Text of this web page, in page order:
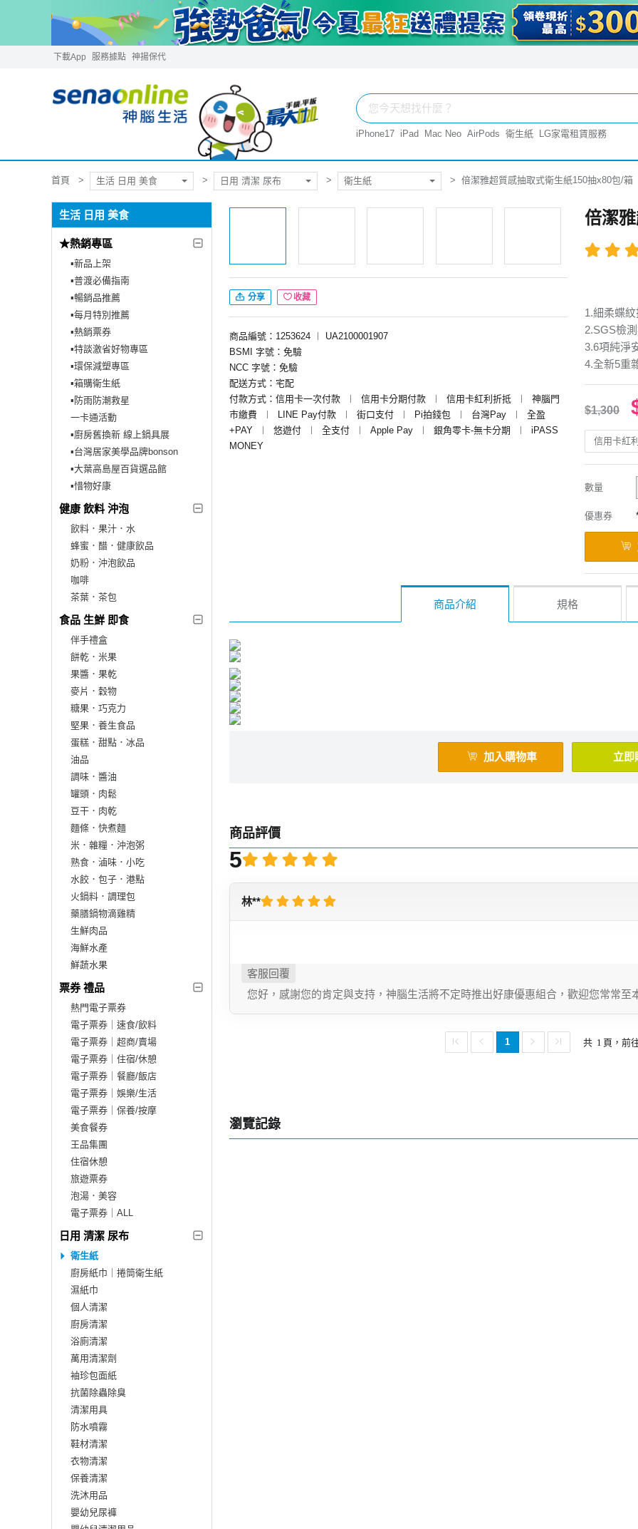
下載App 服務據點 神揚保代
iPhone17 iPad Mac Neo AirPods 衛生紙 LG家電租賃服務
首頁 生活 日用 美食 日用 清潔 尿布 衛生紙 倍潔雅超質感抽取式衛生紙150抽x80包/箱
生活 日用 美食
★熱銷專區
▪︎新品上架
▪︎普渡必備指南
▪︎暢銷品推薦
▪︎每月特別推薦
▪︎熱銷票券
▪︎特談激省好物專區
▪︎環保減塑專區
▪︎箱購衛生紙
▪︎防雨防潮救星
一卡通活動
▪︎廚房舊換新 線上鍋具展
▪︎台灣居家美學品牌bonson
▪︎大葉高島屋百貨選品館
▪︎惜物好康
健康 飲料 沖泡
飲料．果汁．水
蜂蜜．醋．健康飲品
奶粉．沖泡飲品
咖啡
茶葉．茶包
食品 生鮮 即食
伴手禮盒
餅乾．米果
果醬．果乾
麥片．穀物
糖果．巧克力
堅果．養生食品
蛋糕．甜點．冰品
油品
調味．醬油
罐頭．肉鬆
豆干．肉乾
麵條．快煮麵
米．雜糧．沖泡粥
熟食．滷味．小吃
水餃．包子．港點
火鍋料．調理包
藥膳鍋物滴雞精
生鮮肉品
海鮮水產
鮮蔬水果
票券 禮品
熱門電子票券
電子票券｜速食/飲料
電子票券｜超商/賣場
電子票券｜住宿/休憩
電子票券｜餐廳/飯店
電子票券｜娛樂/生活
電子票券｜保養/按摩
美食餐券
王品集團
住宿休憩
旅遊票券
泡湯．美容
電子票券｜ALL
日用 清潔 尿布
衛生紙
廚房紙巾｜捲筒衛生紙
濕紙巾
個人清潔
廚房清潔
浴廁清潔
萬用清潔劑
袖珍包面紙
抗菌除蟲除臭
清潔用具
防水噴霧
鞋材清潔
衣物清潔
保養清潔
洗沐用品
嬰幼兒尿褲
分享 收藏
商品編號：1253624 ︱
UA2100001907
BSMI 字號：免驗
NCC 字號：免驗
配送方式：宅配
付款方式：信用卡一次付款
︱ 信用卡分期付款 ︱ 信用卡紅利折抵 ︱
神腦門
市繳費
︱ LINE Pay付款 ︱ 街口支付 ︱ Pi拍錢包 ︱ 台灣Pay ︱
全盈
+PAY
︱ 悠遊付 ︱ 全支付 ︱ Apple Pay ︱ 銀角零卡-無卡分期 ︱
iPASS
MONEY
倍潔
1.細柔蝶
2.SGS檢
3.6項純淨
4.全新5重
$1,300
信用卡紅
數量
優惠券
商品介紹 規格
加入購物車 立即
商品評價
5
林**
您好，感謝您的肯定與支持，神腦生活將不定時推出好康優惠組合，歡迎您常常至
1 共 1 頁，前
瀏覽記錄